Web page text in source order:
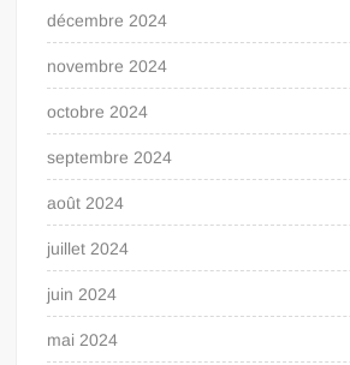
décembre 2024
novembre 2024
octobre 2024
septembre 2024
août 2024
juillet 2024
juin 2024
mai 2024